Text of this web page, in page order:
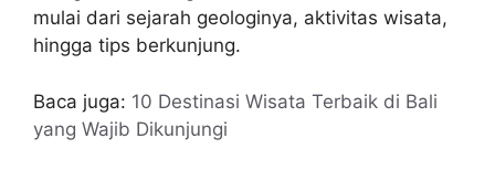
mulai dari sejarah geologinya, aktivitas wisata,
hingga tips berkunjung.
Baca juga: 10 Destinasi Wisata Terbaik di Bali
yang Wajib Dikunjungi